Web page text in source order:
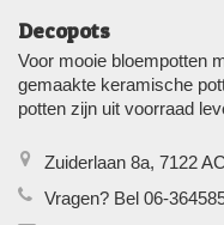
Decopots
Voor mooie bloempotten
gemaakte keramische
potten zijn uit voorraad
Zuiderlaan 8a, 7122
Vragen? Bel 06-